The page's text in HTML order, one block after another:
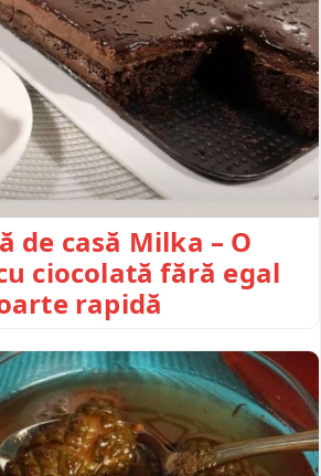
de casă Milka – O
ciocolată fără egal
rapidă